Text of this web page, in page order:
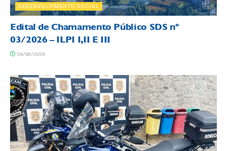
DESENVOLVIMENTO SOCIAL
Edital de Chamamento Público SDS nº
03/2026 – ILPI I,II E III
04/08/2026